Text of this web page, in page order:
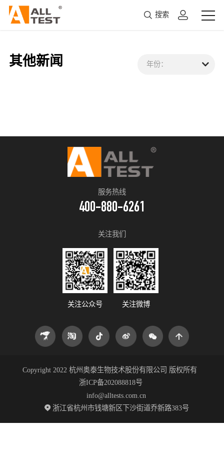
搜索
其他新闻 年份：
服务热线
400-880-6261
关注我们
关注公众号 关注微博
Copyright 2022 杭州奥泰生物技术股份有限公司 版权所有
浙ICP备202088818号
info@alltests.com.cn
浙江省杭州市钱塘新区下沙街道乔新路383号